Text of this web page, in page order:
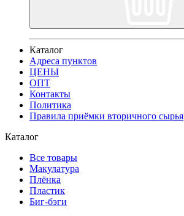
Каталог
Адреса пунктов
ЦЕНЫ
ОПТ
Контакты
Политика​
Правила приёмки вторичного сырья
Каталог
Все товары
Макулатура
Плёнка
Пластик
Биг-бэги